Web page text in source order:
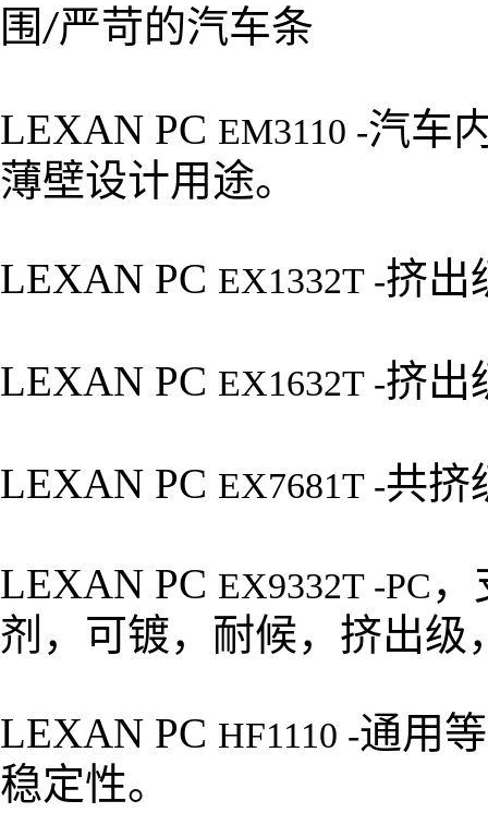
围/严苛的汽车条
LEXAN PC EM3110 -汽车
薄壁设计用途。
LEXAN PC EX1332T -挤出
LEXAN PC EX1632T -挤出
LEXAN PC EX7681T -共挤
LEXAN PC EX9332T -PC
剂，可镀，耐候，挤出级
LEXAN PC HF1110 -通用
稳定性。